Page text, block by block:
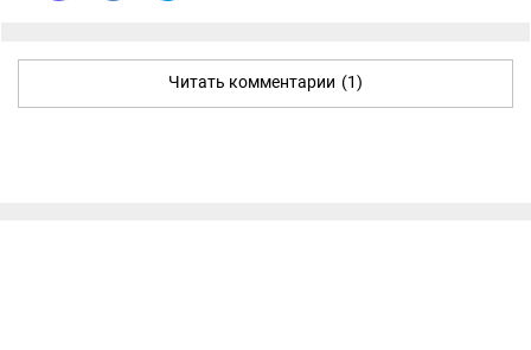
Читать комментарии (1)